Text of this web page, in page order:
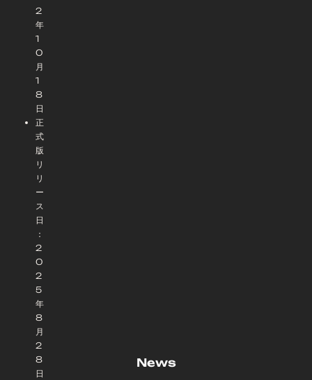
2
年
1
0
月
1
8
日
正
式
版
リ
リ
ー
ス
日
：
2
0
2
5
年
8
月
2
8
日
News